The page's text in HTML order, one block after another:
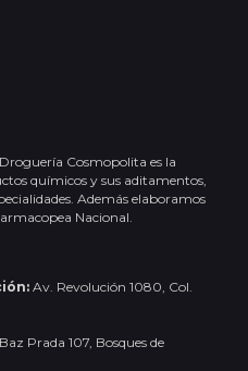
Cosmopolita es la
químicos y sus aditamentos,
Además elaboramos
Nacional.
Av. Revolución 1080, Col.
Prada 107, Bosques de